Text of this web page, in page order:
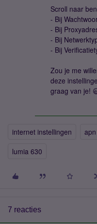
Scroll naar
- Bij
- Bij
- Bij
- Bij
Zou je me
deze
graag van je!
internet instellingen apn
lumia 630
7 reacties